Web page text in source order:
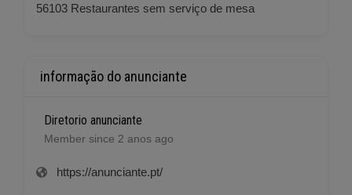
56103 Restaurantes sem serviço de mesa
informação do anunciante
Diretorio anunciante
Member since 2 anos ago
https://anunciante.pt/